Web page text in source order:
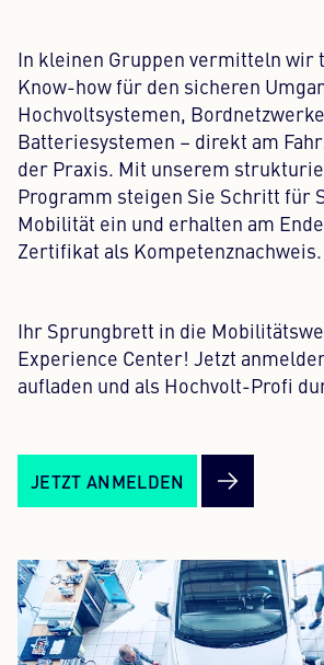
In kleinen Gruppen vermitteln wir
Know-how für den sicheren
Hochvoltsystemen,
Batteriesystemen – direkt am
der Praxis. Mit unserem
Programm steigen Sie Schritt für
Mobilität ein und erhalten am
Zertifikat als Kompetenznachweis.
Ihr Sprungbrett in die
Experience Center! Jetzt
aufladen und als Hochvolt-Profi
JETZT ANMELDEN